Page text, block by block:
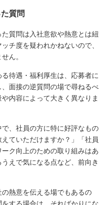
質問
質問は入社意欲や熱意とは紐
チ度を疑われかねないので、
ん。
待遇・福利厚生は、応募者に
面接の逆質問の場で尋ねるべ
内容によって大きく異なりま
、社員の方に特に好評なもの
ていただけますか？」「社員
ク向上のための取り組みはあ
えで気になる点など、前向き
熱意を伝える場でもあるの